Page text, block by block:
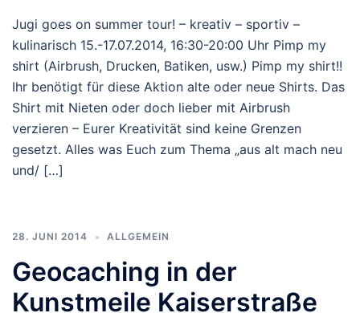
Jugi goes on summer tour! – kreativ – sportiv –
kulinarisch 15.-17.07.2014, 16:30-20:00 Uhr Pimp my
shirt (Airbrush, Drucken, Batiken, usw.) Pimp my shirt!!
Ihr benötigt für diese Aktion alte oder neue Shirts. Das
Shirt mit Nieten oder doch lieber mit Airbrush
verzieren – Eurer Kreativität sind keine Grenzen
gesetzt. Alles was Euch zum Thema „aus alt mach neu
und/ […]
28. JUNI 2014 ALLGEMEIN
Geocaching in der
Kunstmeile Kaiserstraße